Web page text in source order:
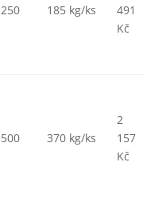
250 185 kg/ks
491
Kč
500 370 kg/ks
2
157
Kč